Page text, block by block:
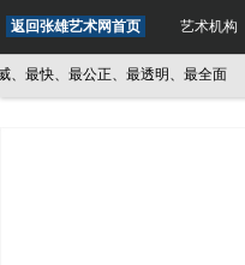
返回张雄艺术网首页 艺术机构
快、最公正、最透明、最全面